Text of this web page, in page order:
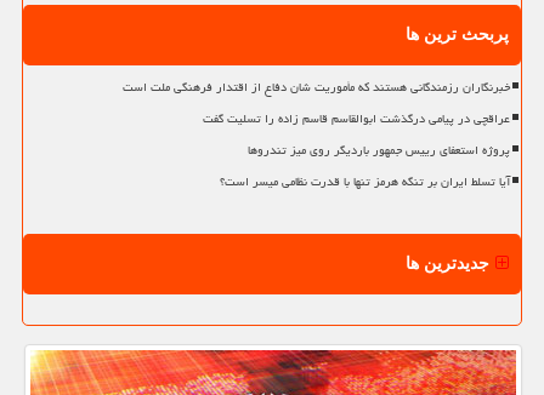
پربحث ترین ها
خبرنگاران رزمندگانی هستند که مأموریت شان دفاع از اقتدار فرهنگی ملت است
عراقچی در پیامی درگذشت ابوالقاسم قاسم زاده را تسلیت گفت
پروژه استعفای رییس جمهور باردیگر روی میز تندروها
آیا تسلط ایران بر تنگه هرمز تنها با قدرت نظامی میسر است؟
جدیدترین ها